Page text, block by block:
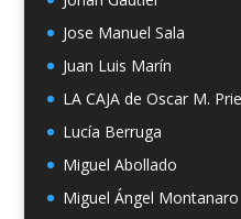
Jose Manuel Sala
Juan Luis Marín
LA CAJA de Oscar M.
Lucía Berruga
Miguel Abollado
Miguel Ángel Montanaro